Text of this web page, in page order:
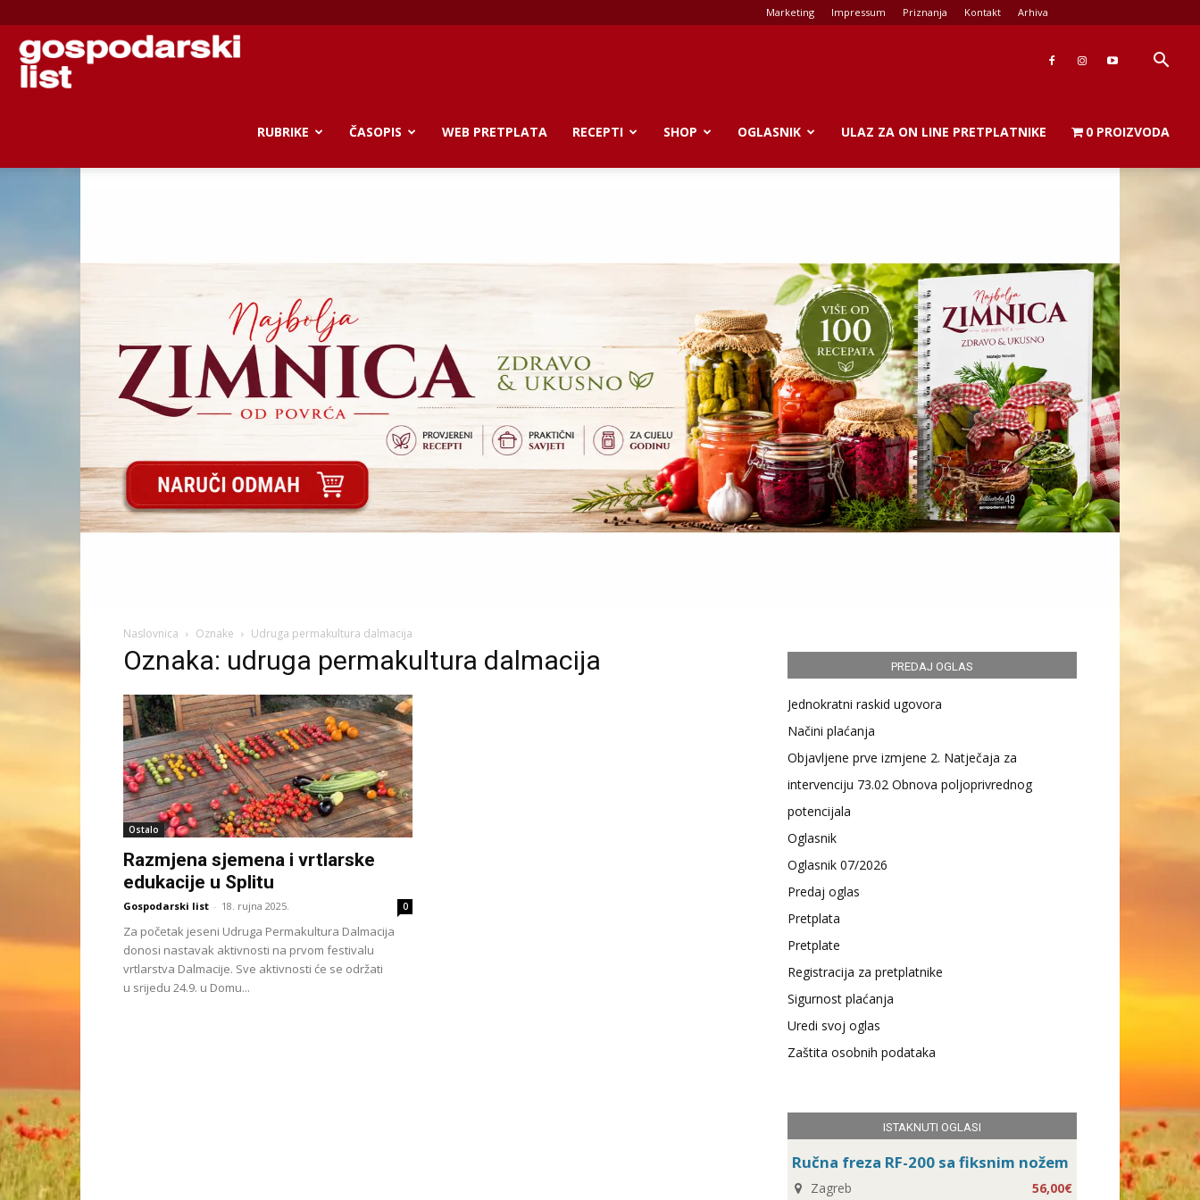
Marketing Impressum Priznanja Kontakt Arhiva
Gospodarski
RUBRIKE ČASOPIS WEB PRETPLATA RECEPTI SHOP OGLASNIK ULAZ ZA ON LINE PRETPLATNIKE 0 PROIZVODA
Naslovnica Oznake Udruga permakultura dalmacija
Oznaka: udruga permakultura dalmacija
Ostalo
Razmjena sjemena i vrtlarske
edukacije u Splitu
Gospodarski list - 18. rujna 2025. 0
Za početak jeseni Udruga Permakultura Dalmacija
donosi nastavak aktivnosti na prvom festivalu
vrtlarstva Dalmacije. Sve aktivnosti će se održati
u srijedu 24.9. u Domu...
PREDAJ OGLAS
Jednokratni raskid ugovora
Načini plaćanja
Objavljene prve izmjene 2. Natječaja za
intervenciju 73.02 Obnova poljoprivrednog
potencijala
Oglasnik
Oglasnik 07/2026
Predaj oglas
Pretplata
Pretplate
Registracija za pretplatnike
Sigurnost plaćanja
Uredi svoj oglas
Zaštita osobnih podataka
ISTAKNUTI OGLASI
Ručna freza RF-200 sa fiksnim nožem
Zagreb 56,00€